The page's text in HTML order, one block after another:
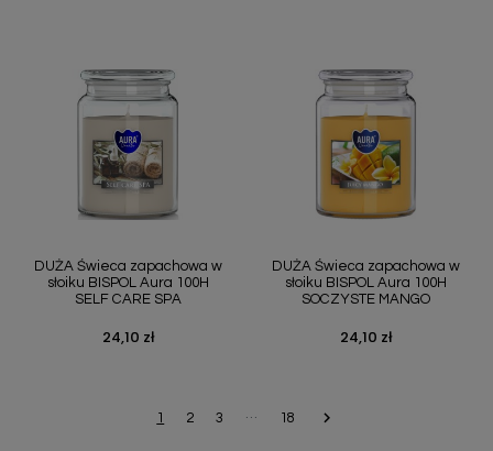
DUŻA Świeca zapachowa w
słoiku BISPOL Aura 100H
SELF CARE SPA
Cena
24,10 zł
DUŻA Świeca zapachowa w
słoiku BISPOL Aura 100H
SOCZYSTE MANGO
Cena
24,10 zł
1 2 3 … 18 Następny
